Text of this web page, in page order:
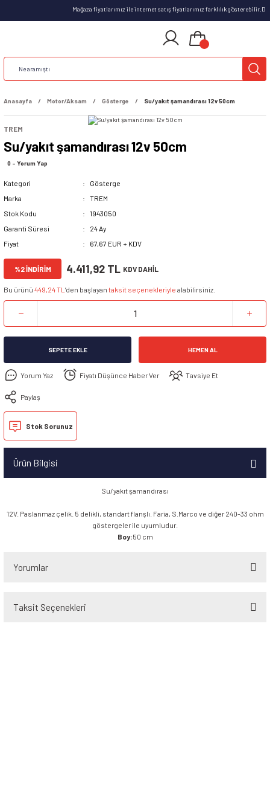
Mağaza fiyatlarımız ile internet satış fiyatlarımız farklılık
Anasayfa Motor/Aksam Gösterge Su/yakıt şamandırası 12v 50cm
TREM
Su/yakıt şamandırası 12v 50cm
0 - Yorum Yap
Kategori
Gösterge
Marka
TREM
Stok Kodu
1943050
Garanti Süresi
24 Ay
Fiyat
67,67 EUR + KDV
%2 İNDİRİM 4.411,92 TL KDV DAHİL
Bu ürünü 449,24 TL ’den başlayan taksit seçenekleriyle alabilirsiniz.
SEPETE EKLE HEMEN AL
Yorum Yaz Fiyatı Düşünce Haber Ver Tavsiye Et
Paylaş
Stok Sorunuz
Ürün Bilgisi
Su/yakıt şamandırası
12V. Paslanmaz çelik. 5 delikli, standart flanşlı. Faria, S.Marco ve diğer 240-33 ohm
göstergeler ile uyumludur.
Boy:50 cm
Yorumlar
Taksit Seçenekleri